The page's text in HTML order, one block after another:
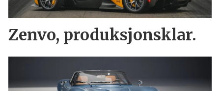
Zenvo, produksjonsklar.